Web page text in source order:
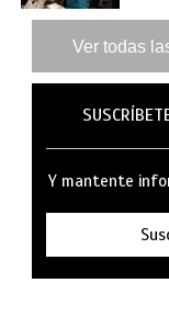
Ver todas
Y mantente